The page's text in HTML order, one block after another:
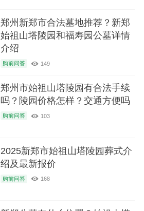
郑州新郑市合法墓地推荐？新郑
始祖山塔陵园和福寿园公墓详情
介绍
购前问答 149
郑州市始祖山塔陵园有合法手续
吗？陵园价格怎样？交通方便吗
购前问答 103
2025新郑市始祖山塔陵园葬式介
绍及最新报价
购前问答 168